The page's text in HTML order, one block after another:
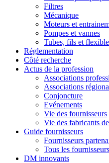
Filtres
Mécanique
Moteurs et
Pompes et vannes
Tubes, fils et
Réglementation
Côté recherche
Actus de la profession
Associations
Associations
Conjoncture
Evénements
Vie des fournisseurs
Vie des fabricants
Guide fournisseurs
Fournisseurs
Tous les fournisseurs
DM innovants